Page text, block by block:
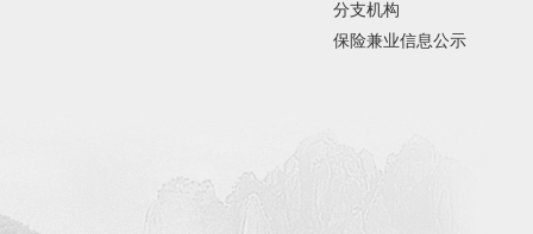
分支机构
保险兼业信息公示